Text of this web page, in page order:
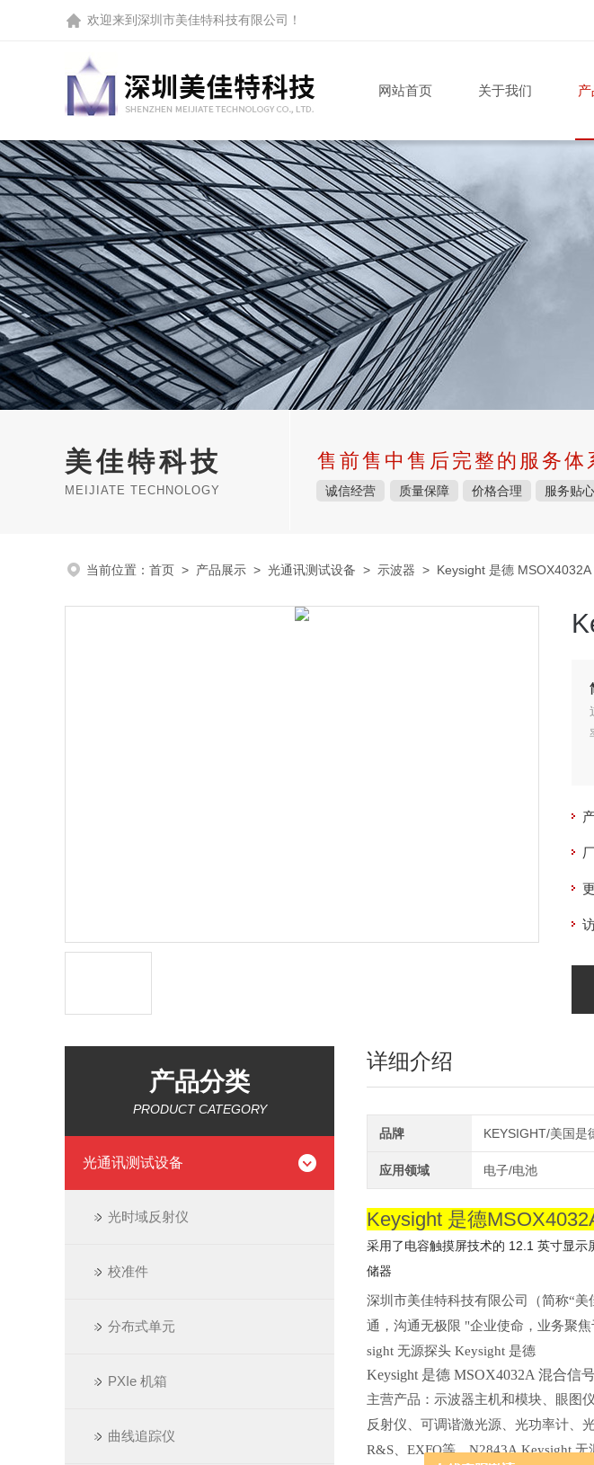
欢迎来到 深圳市美佳特科技有限公司 ！
网站首页 关于我们
美佳特科技
MEIJIATE TECHNOLOGY
售前售中售后完整的服务体
诚信经营 质量保障 价格合理 服务贴心
当前位置： 首页 > 产品展示 > 光通讯测试设备 > 示波器 > Keysight 是德 MSOX4032A
产品分类
PRODUCT CATEGORY
光通讯测试设备
光时域反射仪
校准件
分布式单元
PXIe 机箱
曲线追踪仪
详细介绍
品牌 KEYSIGHT/美国是
应用领域 电子/电池
Keysight 是德
采用了电容触摸屏技术的 12.1 英寸显
储器
深圳市美佳特科技有限公司（简称“
通，沟通无极限 "企业使命，业务聚
sight 无源探头 Keysight 是德
Keysight 是德 MSOX4032A 混合信
主营产品：示波器主机和模块、眼图
反射仪、可调谐激光源、光功率计、
R&S、EXFO等。N2843A Keysight